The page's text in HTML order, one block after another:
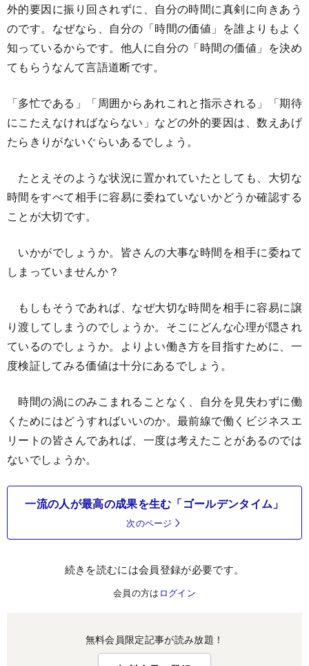
外的要因に振り回されずに、自分の時間に真剣に向きあう
のです。なぜなら、自分の「時間の価値」を誰よりもよく
知っているからです。他人に自分の「時間の価値」を決め
てもらうなんて言語道断です。
「多忙である」「周囲からあれこれと指示される」「期待
にこたえなければならない」などの外的要因は、数えあげ
たらきりがないぐらいあるでしょう。
たとえそのような状況に置かれていたとしても、大切な
時間をすべて相手に容易に委ねていないかどうか確認する
ことが大切です。
いかがでしょうか。皆さんの大事な時間を相手に委ねて
しまっていませんか？
もしもそうであれば、なぜ大切な時間を相手に容易に譲
り渡してしまうのでしょうか。そこにどんな心理が隠され
ているのでしょうか。よりよい働き方を目指すために、一
度検証してみる価値は十分にあるでしょう。
時間の渦にのみこまれることなく、自分を見失わずに働
くためにはどうすればいいのか。最前線で働くビジネスエ
リートの皆さんであれば、一度は考えたことがあるのでは
ないでしょうか。
一流の人が最高の成果を生む「ゴールデンタイム」
次のページ
続きを読むには会員登録が必要です。
会員の方は ログイン
無料会員限定記事が読み放題！